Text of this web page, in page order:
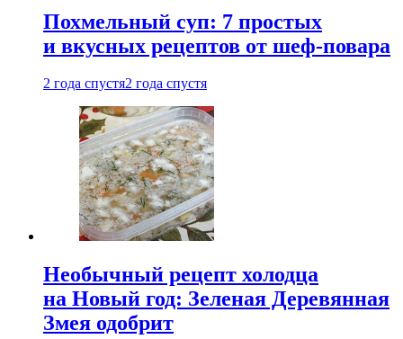
Похмельный суп: 7 простых
и вкусных рецептов от шеф-повара
2 года спустя2 года спустя
Необычный рецепт холодца
на Новый год: Зеленая Деревянная
Змея одобрит